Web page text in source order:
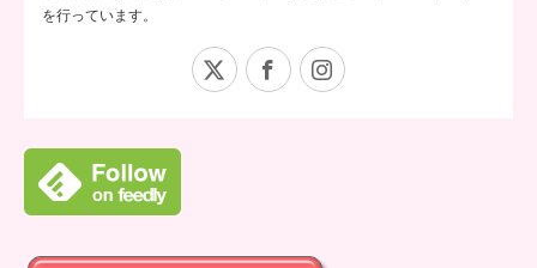
を行っています。
Facebook